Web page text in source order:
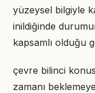
yüzeysel bilgiyle
inildiğinde
kapsamlı olduğu
çevre bilinci
zamanı